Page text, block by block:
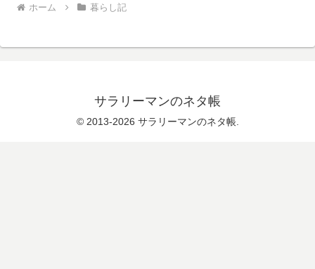
ホーム 暮らし記
サラリーマンのネタ帳
© 2013-2026 サラリーマンのネタ帳.